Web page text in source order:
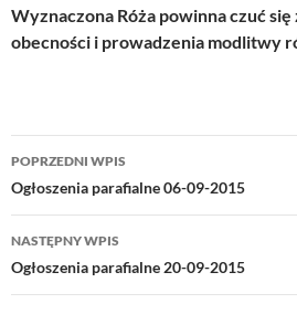
Wyznaczona Róża powinna czuć
obecności i prowadzenia modlitwy
Nawigacja
wpisu
POPRZEDNI WPIS
Ogłoszenia parafialne 06-09-2015
NASTĘPNY WPIS
Ogłoszenia parafialne 20-09-2015